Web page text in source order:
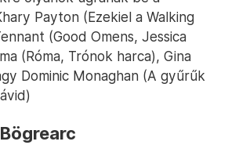
Payton (Ezekiel a Walking
(Good Omens, Jessica
(Róma, Trónok harca), Gina
Dominic Monaghan (A gyűrűk